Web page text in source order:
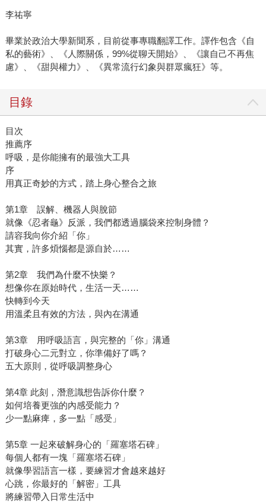
李祐寧
畢業於政治大學新聞系，目前從事專職翻譯工作。譯作包含《自
私的藝術》、《人際關係，99%從聊天開始》、《讓自己不再焦
慮》、《甜與權力》、《異常流行幻象與群眾瘋狂》等。
目錄
目次
推薦序
呼吸，是你能擁有的最強大工具
序
用真正奇妙的方式，踏上身心整合之旅
第1章 誤解、機器人與脫節
就像《忍者龜》反派，我們都透過腦袋來控制身體？
請容我向你介紹「你」
其實，許多煩惱都是源自於……
第2章 我們為什麼不快樂？
想像你在原始時代，生活一天……
快轉到今天
用溫柔且有效的方法，與內在溝通
第3章 用呼吸語言，與完整的「你」溝通
打破身心二元對立，你準備好了嗎？
五大原則，從呼吸調整身心
第4章 此刻，潛意識想告訴你什麼？
如何培養更強的內感受能力？
少一點麻痺，多一點「感受」
第5章 一起來破解身心的「羅塞塔石碑」
每個人都有一塊「羅塞塔石碑」
就像學習語言一樣，要練習才會越來越好
心跳，你最好的「解密」工具
將練習帶入日常生活中